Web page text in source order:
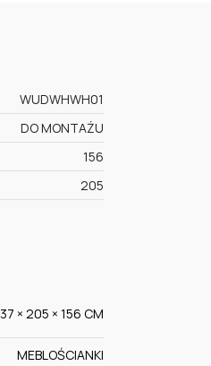
WUDWHWH01
DO MONTAŻU
156
205
37 × 205 × 156 CM
MEBLOŚCIANKI